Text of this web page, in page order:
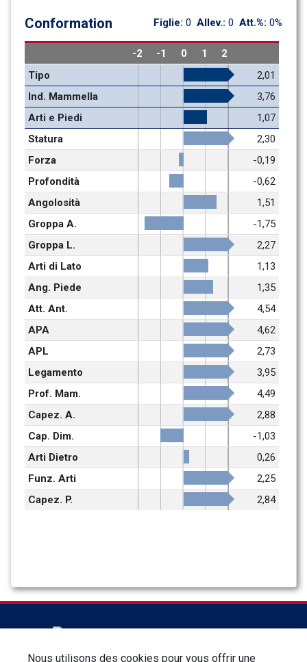
Conformation Figlie: 0 Allev.: 0 Att.%: 0%
-2 -1 0 1
2
Tipo
2,01
Ind. Mammella
3,76
Arti e Piedi
1,07
Statura
2,30
Forza
-0,19
Profondità
-0,62
Angolosità
1,51
Groppa A.
-1,75
Groppa L.
2,27
Arti di Lato
1,13
Ang. Piede
1,35
Att. Ant.
4,54
APA
4,62
APL
2,73
Legamento
3,95
Prof. Mam.
4,49
Capez. A.
2,88
Cap. Dim.
-1,03
Arti Dietro
0,26
Funz. Arti
2,25
Capez. P.
2,84
Nous utilisons des cookies pour vous offrir une